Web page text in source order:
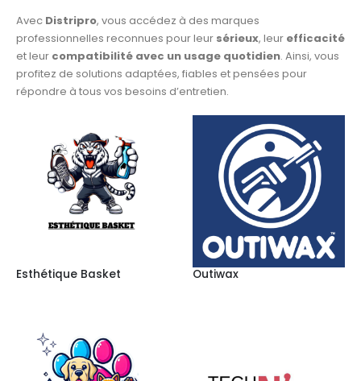
Avec Distripro, vous accédez à des marques
professionnelles reconnues pour leur sérieux, leur efficacité
et leur compatibilité avec un usage quotidien. Ainsi, vous
profitez de solutions adaptées, fiables et pensées pour
répondre à tous vos besoins d’entretien.
Esthétique Basket Outiwax